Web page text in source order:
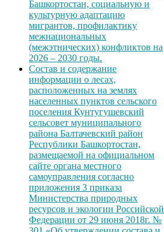
Башкортостан, социальную и
культурную адаптацию
мигрантов, профилактику
межнациональных
(межэтнических) конфликтов на
2026 – 2030 годы.
Состав и содержание
информации о лесах,
расположенных на землях
населенных пунктов сельского
поселения Кунтугушевский
сельсовет муниципального
района Балтачевский район
Республики Башкортостан,
размещаемой на официальном
сайте органа местного
самоуправления согласно
приложения 3 приказа
Министерства природных
ресурсов и экологии Российской
Федерации от 29 июня 2018г. №